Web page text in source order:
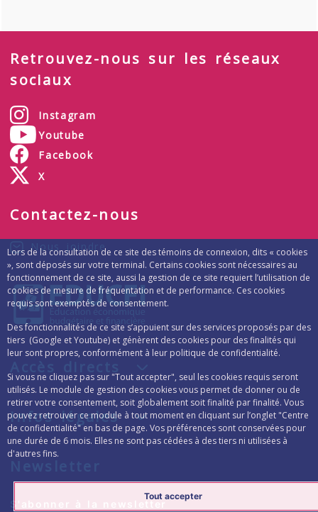
Lors de la consultation de ce site des témoins de connexion, dits « cookies
», sont déposés sur votre terminal. Certains cookies sont nécessaires au
fonctionnement de ce site, aussi la gestion de ce site requiert l’utilisation de
cookies de mesure de fréquentation et de performance. Ces cookies
requis sont exemptés de consentement.
Des fonctionnalités de ce site s’appuient sur des services proposés par des
tiers (Google et Youtube) et génèrent des cookies pour des finalités qui
leur sont propres, conformément à leur politique de confidentialité.
Si vous ne cliquez pas sur "Tout accepter", seul les cookies requis seront
utilisés. Le module de gestion des cookies vous permet de donner ou de
retirer votre consentement, soit globalement soit finalité par finalité. Vous
pouvez retrouver ce module à tout moment en cliquant sur l’onglet "Centre
de confidentialité" en bas de page. Vos préférences sont conservées pour
une durée de 6 mois. Elles ne sont pas cédées à des tiers ni utilisées à
d'autres fins.
Tout accepter
Retrouvez-nous sur les réseaux
sociaux
Instagram
Youtube
Facebook
X
Contactez-nous
Nous joindre
Infos légales
Formulaire d’inscription à la lettre